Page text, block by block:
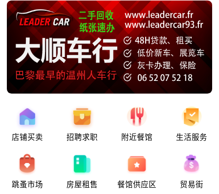
店铺买卖 招聘求职 附近餐馆 生活服务
跳蚤市场 房屋租售 餐馆供应区 贸易街
八月十五警惕恐袭！